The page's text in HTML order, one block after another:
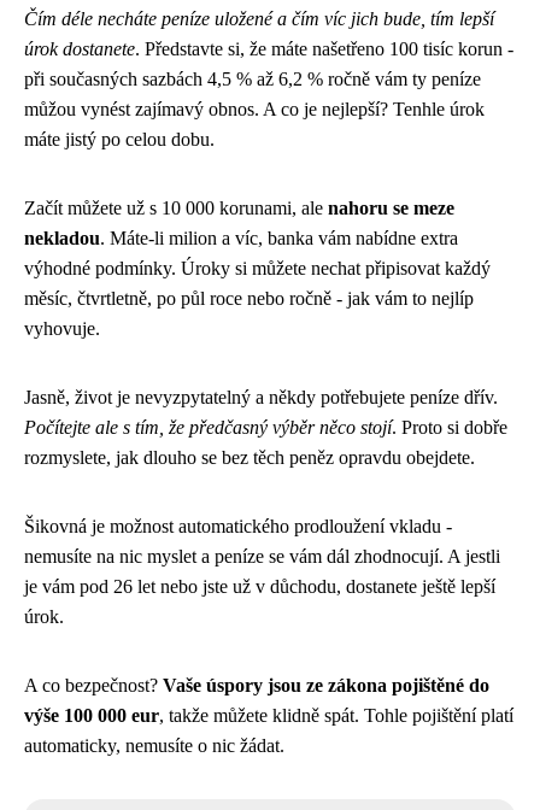
Čím déle necháte peníze uložené a čím víc jich bude, tím lepší
úrok dostanete. Představte si, že máte našetřeno 100 tisíc korun -
při současných sazbách 4,5 % až 6,2 % ročně vám ty peníze
můžou vynést zajímavý obnos. A co je nejlepší? Tenhle úrok
máte jistý po celou dobu.
Začít můžete už s 10 000 korunami, ale nahoru se meze
nekladou. Máte-li milion a víc, banka vám nabídne extra
výhodné podmínky. Úroky si můžete nechat připisovat každý
měsíc, čtvrtletně, po půl roce nebo ročně - jak vám to nejlíp
vyhovuje.
Jasně, život je nevyzpytatelný a někdy potřebujete peníze dřív.
Počítejte ale s tím, že předčasný výběr něco stojí. Proto si dobře
rozmyslete, jak dlouho se bez těch peněz opravdu obejdete.
Šikovná je možnost automatického prodloužení vkladu -
nemusíte na nic myslet a peníze se vám dál zhodnocují. A jestli
je vám pod 26 let nebo jste už v důchodu, dostanete ještě lepší
úrok.
A co bezpečnost? Vaše úspory jsou ze zákona pojištěné do
výše 100 000 eur, takže můžete klidně spát. Tohle pojištění platí
automaticky, nemusíte o nic žádat.